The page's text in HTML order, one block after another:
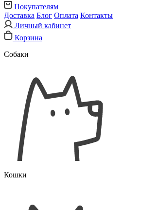
Покупателям
Доставка Блог Оплата Контакты
Личный кабинет
Корзина
Собаки
Кошки